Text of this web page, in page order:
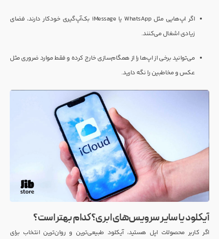
اگر اپ‌هایی مثل WhatsApp یا iMessage بک‌آپ‌گیری خودکار دارند، فضای
زیادی اشغال می‌کنند.
می‌توانید برخی از اپ‌ها را از همگام‌سازی خارج کرده و فقط موارد ضروری مثل
عکس و مخاطبین را نگه دارید.
آیکلود یا سایر سرویس‌های ابری؟ کدام بهتر است؟
اگر کاربر محصولات اپل هستید، آیکلود طبیعی‌ترین و روان‌ترین انتخاب برای